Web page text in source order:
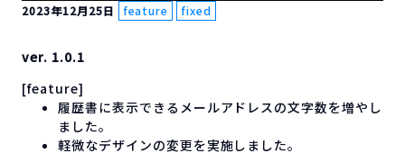
2023年12月25日 feature fixed
ver. 1.0.1
[feature]
履歴書に表示できるメールアドレスの文字数を増やし
ました。
軽微なデザインの変更を実施しました。